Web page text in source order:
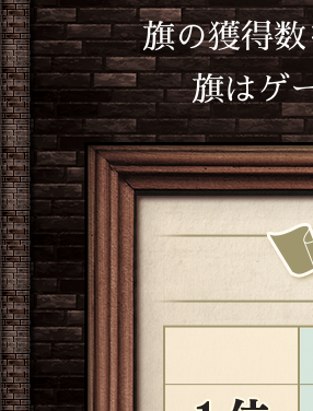
旗の獲得
旗はゲ